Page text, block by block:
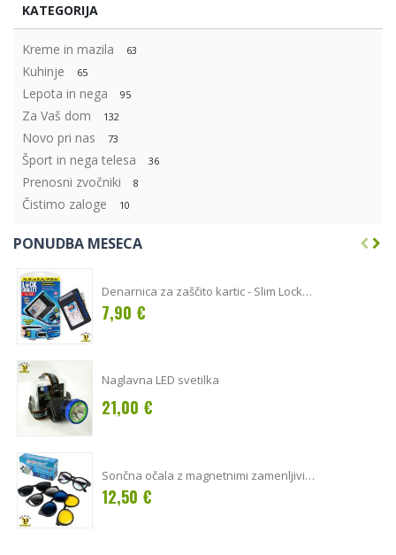
KATEGORIJA
Kreme in mazila 63
Kuhinje 65
Lepota in nega 95
Za Vaš dom 132
Novo pri nas 73
Šport in nega telesa 36
Prenosni zvočniki 8
Čistimo zaloge 10
PONUDBA MESECA
Denarnica za zaščito kartic - Slim Lock
Wallet
7,90 €
Naglavna LED svetilka
21,00 €
Sončna očala z magnetnimi zamenljivimi
lečami 5v1
12,50 €